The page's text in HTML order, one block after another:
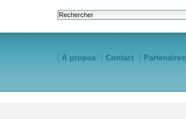
A propos Contact Partenaires